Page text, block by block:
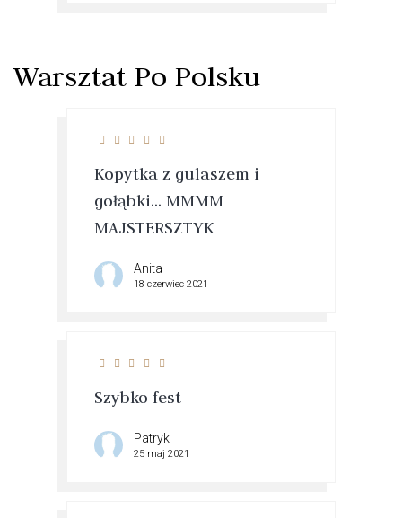
Warsztat Po Polsku
Kopytka z gulaszem i
gołąbki... MMMM
MAJSTERSZTYK
Anita
18 czerwiec 2021
Szybko fest
Patryk
25 maj 2021